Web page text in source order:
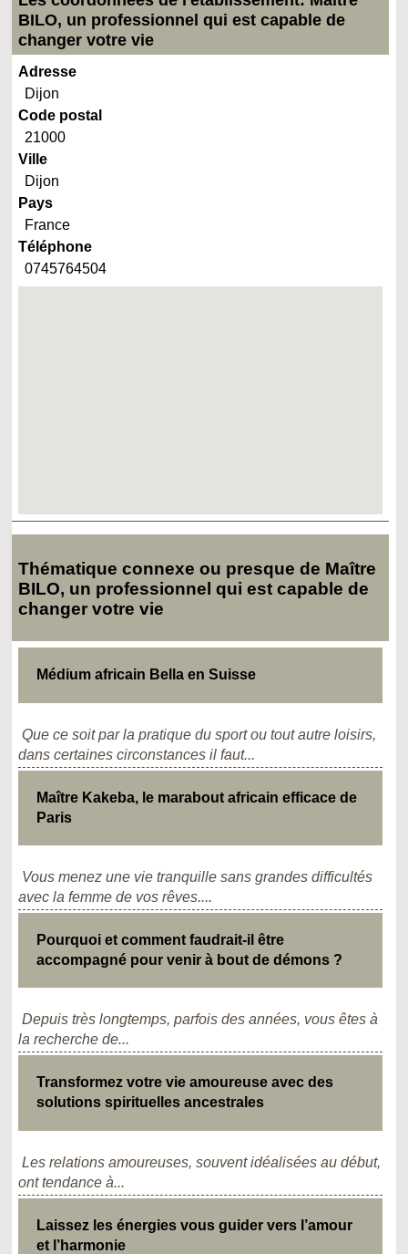
BILO, un professionnel qui est capable de
changer votre vie
Adresse
Dijon
Code postal
21000
Ville
Dijon
Pays
France
Téléphone
0745764504
Thématique connexe ou presque de Maître
BILO, un professionnel qui est capable de
changer votre vie
Médium africain Bella en Suisse
Que ce soit par la pratique du sport ou tout autre loisirs,
dans certaines circonstances il faut...
Maître Kakeba, le marabout africain efficace de
Paris
Vous menez une vie tranquille sans grandes difficultés
avec la femme de vos rêves....
Pourquoi et comment faudrait-il être
accompagné pour venir à bout de démons ?
Depuis très longtemps, parfois des années, vous êtes à
la recherche de...
Transformez votre vie amoureuse avec des
solutions spirituelles ancestrales
Les relations amoureuses, souvent idéalisées au début,
ont tendance à...
Laissez les énergies vous guider vers l’amour
et l’harmonie